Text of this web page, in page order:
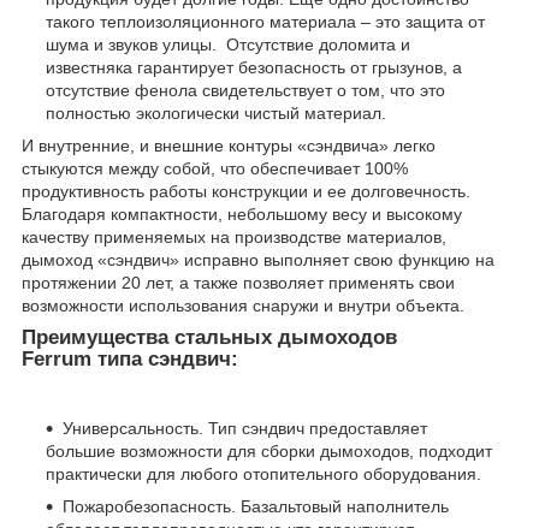
такого теплоизоляционного материала – это защита от
шума и звуков улицы. Отсутствие доломита и
известняка гарантирует безопасность от грызунов, а
отсутствие фенола свидетельствует о том, что это
полностью экологически чистый материал.
И внутренние, и внешние контуры «сэндвича» легко
стыкуются между собой, что обеспечивает 100%
продуктивность работы конструкции и ее долговечность.
Благодаря компактности, небольшому весу и высокому
качеству применяемых на производстве материалов,
дымоход «сэндвич» исправно выполняет свою функцию на
протяжении 20 лет, а также позволяет применять свои
возможности использования снаружи и внутри объекта.
Преимущества стальных дымоходов
Ferrum типа сэндвич:
Универсальность. Тип сэндвич предоставляет
большие возможности для сборки дымоходов, подходит
практически для любого отопительного оборудования.
Пожаробезопасность. Базальтовый наполнитель